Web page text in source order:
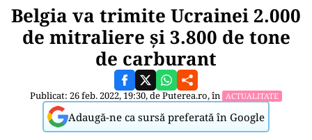
Belgia va trimite Ucrainei 2.000
de mitraliere şi 3.800 de tone
de carburant
Publicat: 26 feb. 2022, 19:30, dePuterea.ro, în ACTUALITATE
Adaugă-ne ca sursă preferată în Google